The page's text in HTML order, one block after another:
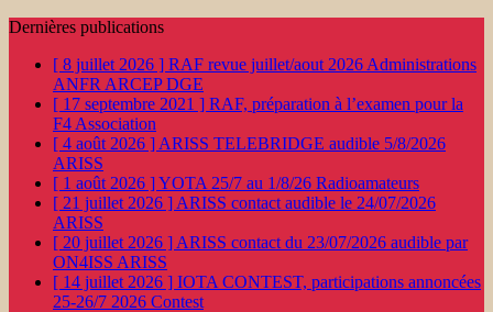
Dernières publications
[ 8 juillet 2026 ] RAF revue juillet/aout 2026 Administrations
ANFR ARCEP DGE
[ 17 septembre 2021 ] RAF, préparation à l’examen pour la
F4 Association
[ 4 août 2026 ] ARISS TELEBRIDGE audible 5/8/2026
ARISS
[ 1 août 2026 ]YOTA 25/7 au 1/8/26 Radioamateurs
[ 21 juillet 2026 ] ARISS contact audible le 24/07/2026
ARISS
[ 20 juillet 2026 ] ARISS contact du 23/07/2026 audible par
ON4ISS ARISS
[ 14 juillet 2026 ] IOTA CONTEST, participations annoncées
25-26/7 2026 Contest